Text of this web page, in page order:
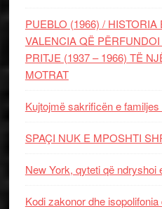
PUEBLO (1966) /
VALENCIA QË
PRITJE (1937 – 1966) TË
MOTRAT
Kujtojmë sakrificën e
SPAÇI NUK E MPOSHTI
New York, qyteti që
Kodi zakonor dhe